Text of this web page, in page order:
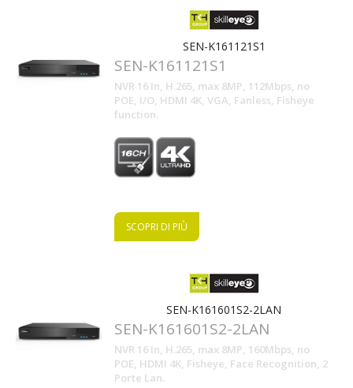
SEN-K161121S1
SEN-K161121S1
NVR 16 In, H.265, max 8MP, 112Mbps, no
POE, I/O, HDMI 4K, VGA, Fanless, Fisheye
function.
SCOPRI DI PIÙ
SEN-K161601S2-2LAN
SEN-K161601S2-2LAN
NVR 16 In, H.265, max 8MP, 160Mbps, no
POE, HDMI 4K, Fisheye, Face Recognition, 2
Porte Lan.